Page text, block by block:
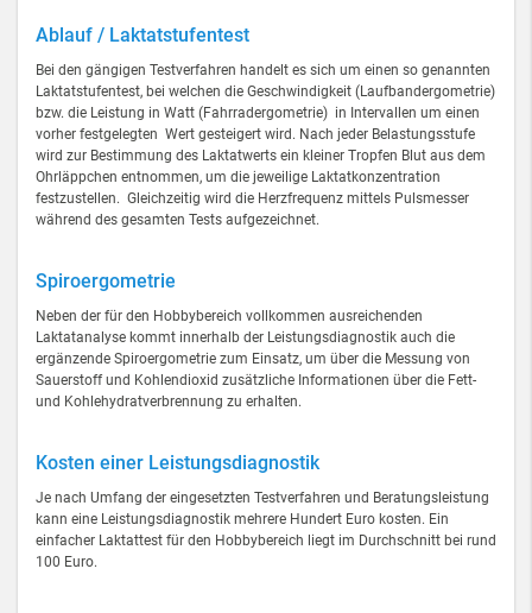
Ablauf / Laktatstufentest
Bei den gängigen Testverfahren handelt es sich um einen so genannten
Laktatstufentest, bei welchen die Geschwindigkeit (Laufbandergometrie)
bzw. die Leistung in Watt (Fahrradergometrie) in Intervallen um einen
vorher festgelegten Wert gesteigert wird. Nach jeder Belastungsstufe
wird zur Bestimmung des Laktatwerts ein kleiner Tropfen Blut aus dem
Ohrläppchen entnommen, um die jeweilige Laktatkonzentration
festzustellen. Gleichzeitig wird die Herzfrequenz mittels Pulsmesser
während des gesamten Tests aufgezeichnet.
Spiroergometrie
Neben der für den Hobbybereich vollkommen ausreichenden
Laktatanalyse kommt innerhalb der Leistungsdiagnostik auch die
ergänzende Spiroergometrie zum Einsatz, um über die Messung von
Sauerstoff und Kohlendioxid zusätzliche Informationen über die Fett-
und Kohlehydratverbrennung zu erhalten.
Kosten einer Leistungsdiagnostik
Je nach Umfang der eingesetzten Testverfahren und Beratungsleistung
kann eine Leistungsdiagnostik mehrere Hundert Euro kosten. Ein
einfacher Laktattest für den Hobbybereich liegt im Durchschnitt bei rund
100 Euro.